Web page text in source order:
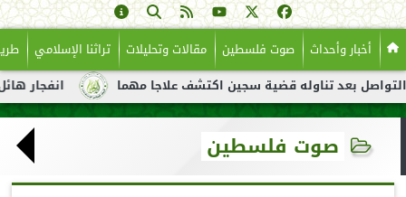
أخبار وأحداث صوت فلسطين مقالات وتحليلات تراثنا الإسلامي
انفجار هائل لناقلة تناوله قضية سجين اكتشف علاجا مهما
صوت فلسطين